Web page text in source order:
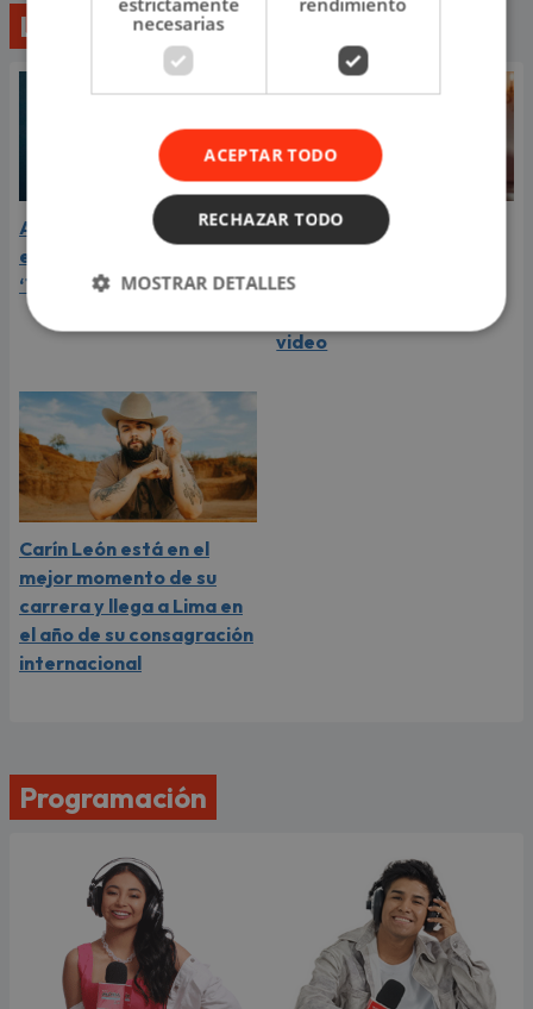
Lo último
Aria Vega conquista con
el lanzamiento de
‘Tototo (+4)’
¿Greeicy está
segundo hijo? Mike Bahía
video
Carín León está en el
mejor momento de su
carrera y llega a Lima en
el año de su consagración
internacional
Programación
necesarias
ACEPTAR TODO
RECHAZAR TODO
MOSTRAR DETALLES